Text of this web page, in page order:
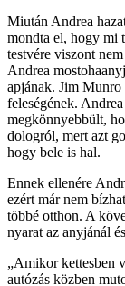
Miután Andrea
mondta el, hogy mi
testvére viszont
Andrea
apjának. Jim
feleségének.
megkönnyebbült,
dologról, mert azt
hogy bele is hal.
Ennek ellenére
ezért már nem
többé otthon. A
nyarat az anyjánál
„Amikor kettesben
autózás közben